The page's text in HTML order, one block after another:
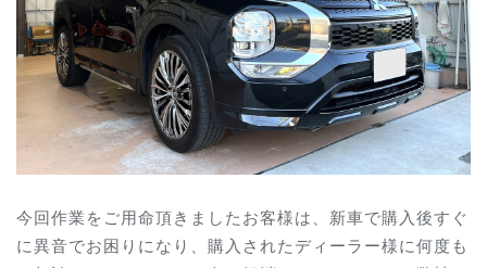
今回作業をご用命頂きましたお客様は、新車で購入後すぐ
に異音でお困りになり、購入されたディーラー様に何度も